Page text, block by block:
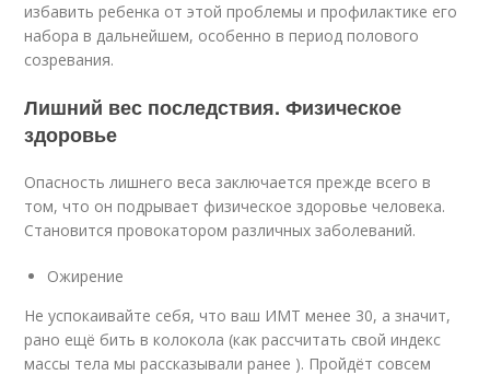
избавить ребенка от этой проблемы и профилактике его
набора в дальнейшем, особенно в период полового
созревания.
Лишний вес последствия. Физическое
здоровье
Опасность лишнего веса заключается прежде всего в
том, что он подрывает физическое здоровье человека.
Становится провокатором различных заболеваний.
Ожирение
Не успокаивайте себя, что ваш ИМТ менее 30, а значит,
рано ещё бить в колокола (как рассчитать свой индекс
массы тела мы рассказывали ранее ). Пройдёт совсем